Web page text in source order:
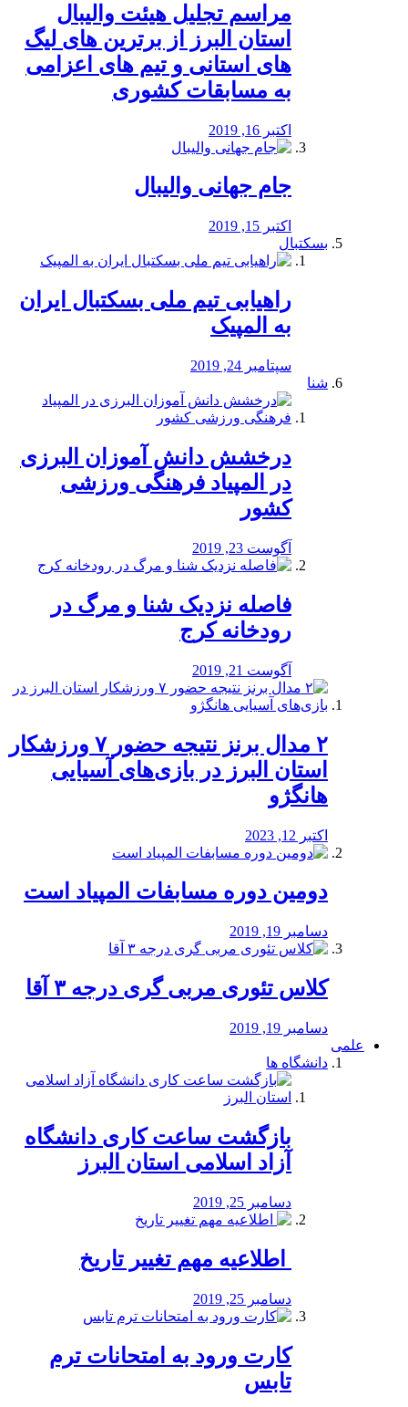
مراسم تجلیل هیئت والیبال
استان البرز از برترین های لیگ
های استانی و تیم های اعزامی
به مسابقات کشوری
اکتبر 16, 2019
جام جهانی والیبال
اکتبر 15, 2019
بسکتبال
راهیابی تیم ملی بسکتبال ایران
به المپیک
سپتامبر 24, 2019
شنا
درخشش دانش آموزان البرزی
در المپیاد فرهنگی ورزشی
کشور
آگوست 23, 2019
️فاصله نزدیک شنا و مرگ در
رودخانه کرج
آگوست 21, 2019
۲ مدال برنز نتیجه حضور ۷ ورزشکار
استان البرز در بازی‌های آسیایی
هانگژو
اکتبر 12, 2023
دومین دوره مسابفات المپیاد است
دسامبر 19, 2019
کلاس تئوری مربی گری درجه ۳ آقا
دسامبر 19, 2019
علمی
دانشگاه ها
بازگشت ساعت کاری دانشگاه
آزاد اسلامی استان البرز
دسامبر 25, 2019
️ اطلاعیه مهم تغییر تاریخ
دسامبر 25, 2019
کارت ورود به امتحانات ترم
تابس